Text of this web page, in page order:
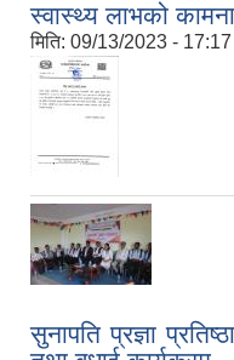
स्वास्थ्य लाभको कामना
मिति: 09/13/2023 - 17:17
सुनापति प्रज्ञा